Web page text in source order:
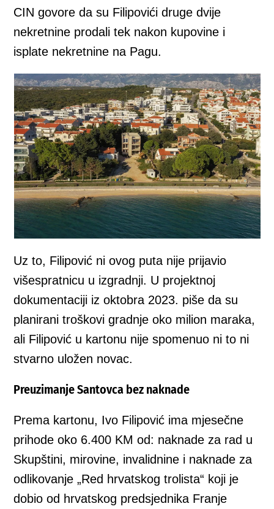
CIN govore da su Filipovići druge dvije
nekretnine prodali tek nakon kupovine i
isplate nekretnine na Pagu.
Uz to, Filipović ni ovog puta nije prijavio
višespratnicu u izgradnji. U projektnoj
dokumentaciji iz oktobra 2023. piše da su
planirani troškovi gradnje oko milion maraka,
ali Filipović u kartonu nije spomenuo ni to ni
stvarno uložen novac.
Preuzimanje Santovca bez naknade
Prema kartonu, Ivo Filipović ima mjesečne
prihode oko 6.400 KM od: naknade za rad u
Skupštini, mirovine, invalidnine i naknade za
odlikovanje „Red hrvatskog trolista“ koji je
dobio od hrvatskog predsjednika Franje